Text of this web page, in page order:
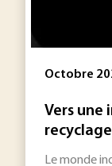
Octobre
Vers une
Le monde